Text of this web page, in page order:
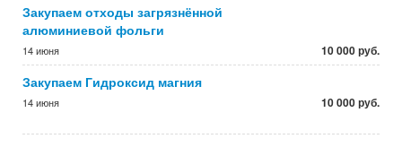
Закупаем отходы загрязнённой
алюминиевой фольги
14 июня 10 000 руб.
Закупаем Гидроксид магния
14 июня 10 000 руб.